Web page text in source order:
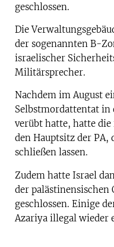
geschlossen.
Die
der sogenannten B-
israelischer
Militärsprecher.
Nachdem im August
Selbstmordattentat in
verübt hatte, hatte die
den Hauptsitz der PA,
schließen lassen.
Zudem hatte Israel
der palästinensischen
geschlossen. Einige
Azariya illegal wieder